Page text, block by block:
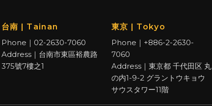
台南 | Tainan
Phone｜02-2630-7060
Address｜台南市東區裕農路
375號7樓之1
東京 | Tokyo
Phone｜+886-2-2630-
7060
Address｜東京都 千代田区 丸
の内1-9-2 グラントウキョウ
サウスタワー11階